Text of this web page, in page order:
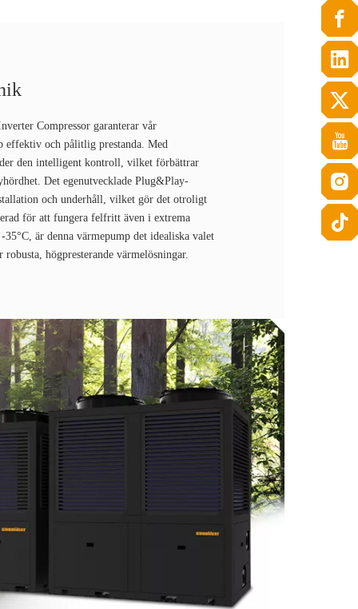
Compressor garanterar vår
effektiv och pålitlig prestanda. Med
den intelligent kontroll, vilket förbättrar
Det egenutvecklade Plug&Play-
och underhåll, vilket gör det otroligt
för att fungera felfritt även i extrema
35°C, är denna värmepump det idealiska valet
högpresterande värmelösningar.